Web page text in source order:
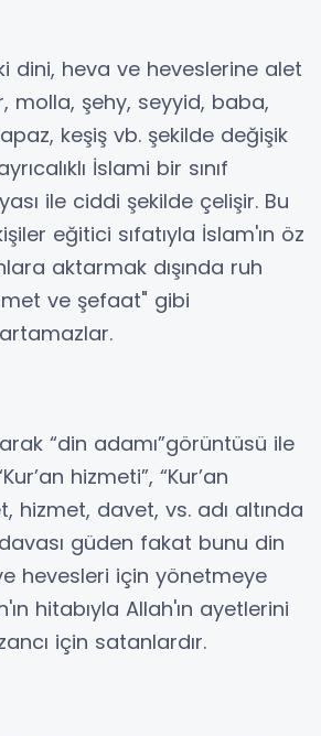
dini, heva ve heveslerine alet
molla, şehy, seyyid, baba,
keşiş vb. şekilde değişik
İslami bir sınıf
ile ciddi şekilde çelişir. Bu
eğitici sıfatıyla İslam'ın öz
aktarmak dışında ruh
ve şefaat" gibi
“din adamı”görüntüsü ile
hizmeti”, “Kur’an
hizmet, davet, vs. adı altında
güden fakat bunu din
hevesleri için yönetmeye
hitabıyla Allah'ın ayetlerini
için satanlardır.